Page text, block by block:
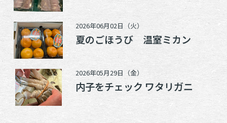
2026年06月02日（火）
夏のごほうび 温室ミカン
2026年05月29日（金）
内子をチェック ワタリガニ